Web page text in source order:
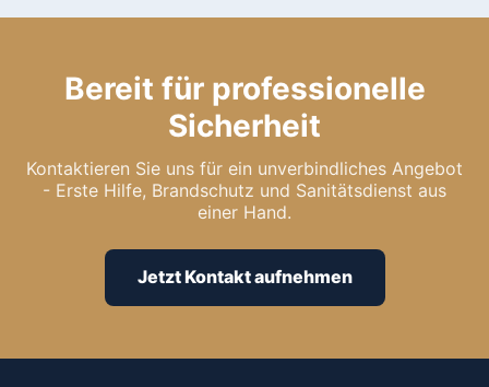
Bereit für professionelle
Sicherheit
Kontaktieren Sie uns für ein unverbindliches Angebot
- Erste Hilfe, Brandschutz und Sanitätsdienst aus
einer Hand.
Jetzt Kontakt aufnehmen